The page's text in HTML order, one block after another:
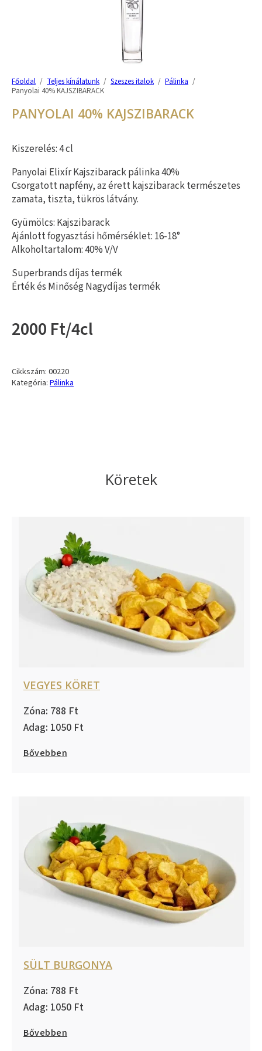
Főoldal / Teljes kínálatunk / Szeszes italok / Pálinka /
Panyolai 40% KAJSZIBARACK
PANYOLAI 40% KAJSZIBARACK
Kiszerelés: 4 cl
Panyolai Elixír Kajszibarack pálinka 40%
Csorgatott napfény, az érett kajszibarack természetes
zamata, tiszta, tükrös látvány.
Gyümölcs: Kajszibarack
Ajánlott fogyasztási hőmérséklet: 16-18°
Alkoholtartalom: 40% V/V
Superbrands díjas termék
Érték és Minőség Nagydíjas termék
2000 Ft/4cl
Cikkszám: 00220
Kategória: Pálinka
Köretek
VEGYES KÖRET
788
1050
Bővebben
SÜLT BURGONYA
788
1050
Bővebben